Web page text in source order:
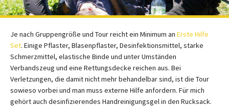
Je nach Gruppengröße und Tour reicht ein Minimum an Erste Hilfe
Set. Einige Pflaster, Blasenpflaster, Desinfektionsmittel, starke
Schmerzmittel, elastische Binde und unter Umständen
Verbandszeug und eine Rettungsdecke reichen aus. Bei
Verletzungen, die damit nicht mehr behandelbar sind, ist die Tour
sowieso vorbei und man muss externe Hilfe anfordern. Für mich
gehört auch desinfizierendes Handreinigungsgel in den Rucksack.